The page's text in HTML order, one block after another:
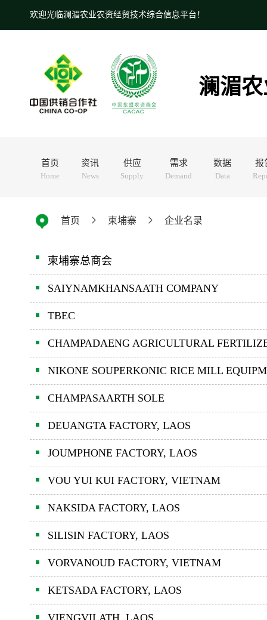
欢迎光临澜湄农业农资经贸技术综合信息平台！
澜湄
首页
Home
资讯
News
供应
Supply
需求
Demand
数据
Data
报
首页 柬埔寨 企业名录
柬埔寨总商会
SAIYNAMKHANSAATH COMPANY
TBEC
CHAMPADAENG AGRICULTURAL
NIKONE SOUPERKONIC RICE MILL
CHAMPASAARTH SOLE
DEUANGTA FACTORY, LAOS
JOUMPHONE FACTORY, LAOS
VOU YUI KUI FACTORY, VIETNAM
NAKSIDA FACTORY, LAOS
SILISIN FACTORY, LAOS
VORVANOUD FACTORY, VIETNAM
KETSADA FACTORY, LAOS
VIENGVILATH, LAOS